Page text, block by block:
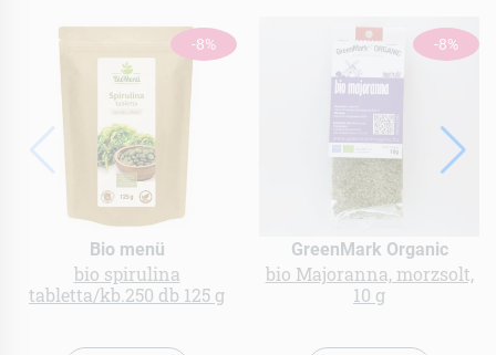
-8%
Bio menü
bio spirulina
tabletta/kb.250 db 125 g
-8%
GreenMark Organic
bio Majoranna, morzsolt,
10 g